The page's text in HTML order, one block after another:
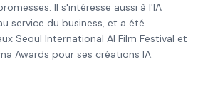
Il s'intéresse aussi à l'IA
service du business, et a été
Seoul International AI Film Festival et
Awards pour ses créations IA.